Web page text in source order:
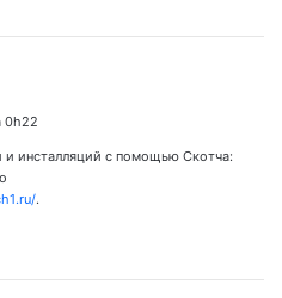
0h22
и инсталляций с помощью Скотча:
.